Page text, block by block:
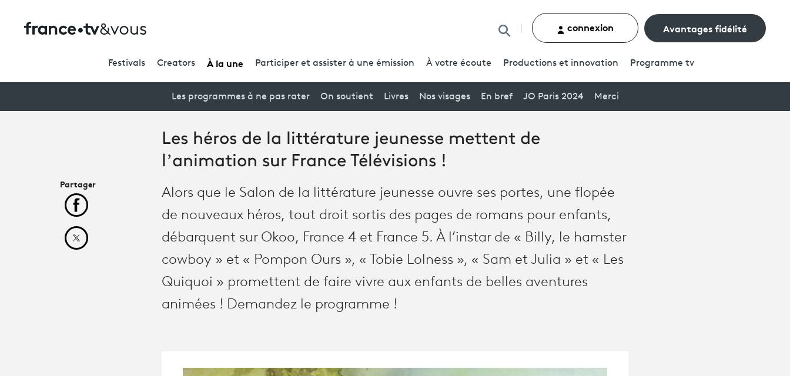
Rechercher un contenu
connexion Avantages fidélité
Festivals Creators À la une Participer et assister à une émission À votre écoute Productions et innovation Programme tv
Les programmes à ne pas rater On soutient Livres Nos visages En bref JO Paris 2024 Merci
Les héros de la littérature jeunesse mettent de
l’animation sur France Télévisions !
Alors que le Salon de la littérature jeunesse ouvre ses portes, une flopée
de nouveaux héros, tout droit sortis des pages de romans pour enfants,
débarquent sur Okoo, France 4 et France 5. À l’instar de « Billy, le hamster
cowboy » et « Pompon Ours », « Tobie Lolness », « Sam et Julia » et « Les
Quiquoi » promettent de faire vivre aux enfants de belles aventures
animées ! Demandez le programme !
Partager
Partager cet article sur Facebook
Partager cet article sur X